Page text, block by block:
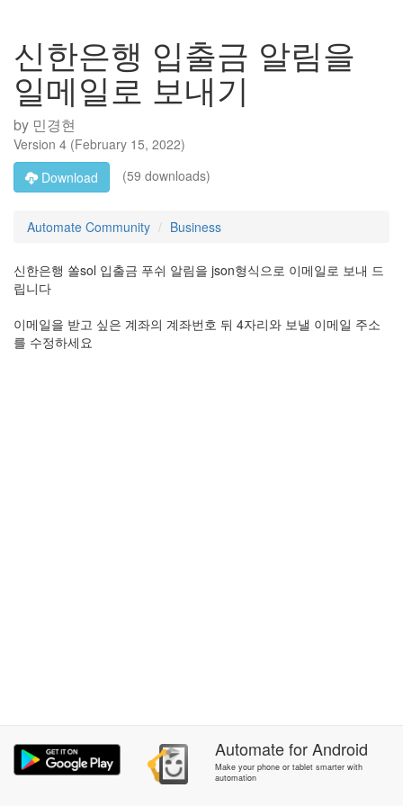
신한은행 입출금 알림을
일메일로 보내기
by 민경현
Version 4 (February 15, 2022)
Download
(59 downloads)
Automate Community Business
신한은행 쏠sol 입출금 푸쉬 알림을 json형식으로 이메일로 보내 드
립니다
이메일을 받고 싶은 계좌의 계좌번호 뒤 4자리와 보낼 이메일 주소
를 수정하세요
AutomateforAndroid
Make your phone or tablet smarter with
automation